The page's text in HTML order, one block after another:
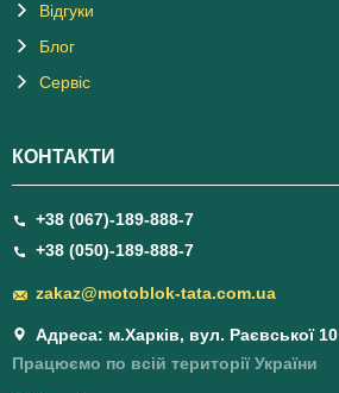
Відгуки
Блог
Сервіс
КОНТАКТИ
+38 (067)-189-888-7
+38 (050)-189-888-7
zakaz@motoblok-tata.com.ua
Адреса: м.Харків, вул. Раєвської 10
Працюємо по всій території України